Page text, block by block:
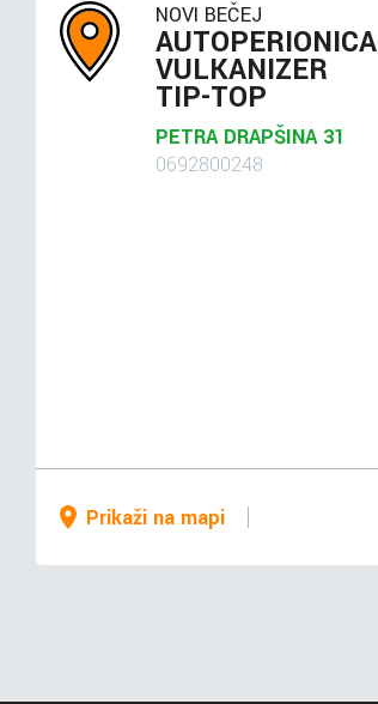
NOVI BEČEJ
AUTOPERIONICA
VULKANIZER
TIP-TOP
PETRA DRAPŠINA 31
0692800248
Prikaži na mapi